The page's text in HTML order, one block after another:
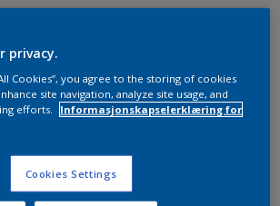
privacy.
Cookies”, you agree to the storing of cookies
site navigation, analyze site usage, and
efforts.
Informasjonskapselerklæring for
Cookies Settings